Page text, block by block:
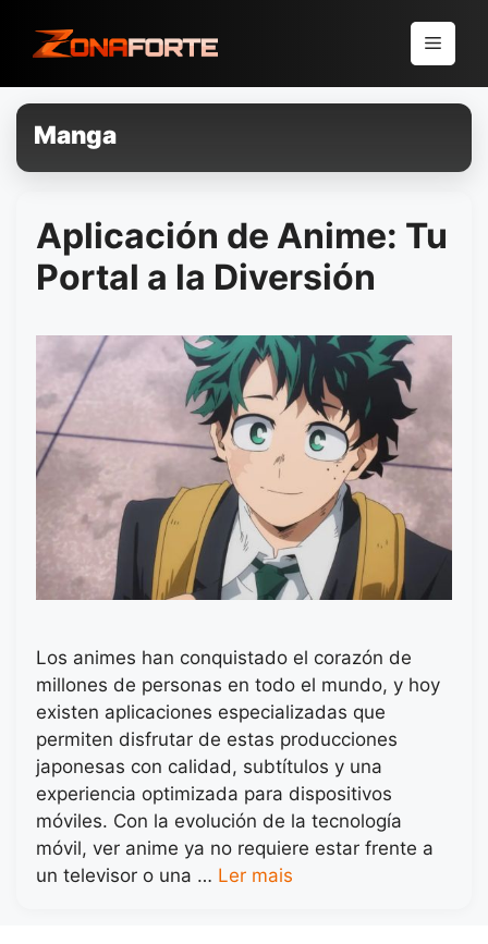
para
conteúdo
Menu
Manga
Aplicación de Anime: Tu
Portal a la Diversión
Los animes han conquistado el corazón de
millones de personas en todo el mundo, y hoy
existen aplicaciones especializadas que
permiten disfrutar de estas producciones
japonesas con calidad, subtítulos y una
experiencia optimizada para dispositivos
móviles. Con la evolución de la tecnología
móvil, ver anime ya no requiere estar frente a
un televisor o una … Ler mais